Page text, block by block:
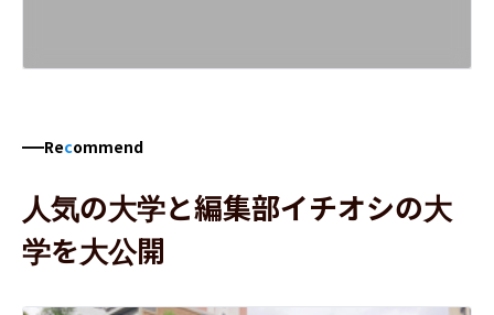
Recommend
人気の大学と編集部イチオシの大
学を大公開